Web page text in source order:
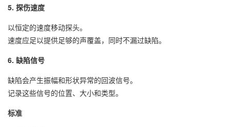
5. 探伤速度
以恒定的速度移动探头。
速度应足以提供足够的声覆盖，同时不漏过缺陷。
6. 缺陷信号
缺陷会产生振幅和形状异常的回波信号。
记录这些信号的位置、大小和类型。
标准